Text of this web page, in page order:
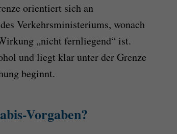
orientiert sich an
Verkehrsministeriums, wonach
„nicht fernliegend“ ist.
und liegt klar unter der Grenze
beginnt.
Vorgaben?